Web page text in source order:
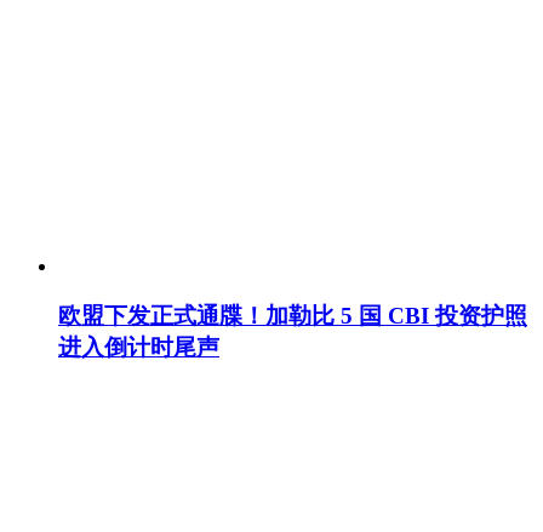
欧盟下发正式通牒！加勒比 5 国 CBI 投资护照
进入倒计时尾声